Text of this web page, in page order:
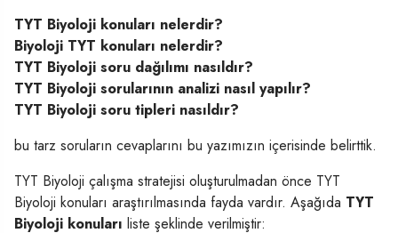
TYT Biyoloji konuları nelerdir?
Biyoloji TYT konuları nelerdir?
TYT Biyoloji soru dağılımı nasıldır?
TYT Biyoloji sorularının analizi nasıl yapılır?
TYT Biyoloji soru tipleri nasıldır?
bu tarz soruların cevaplarını bu yazımızın içerisinde belirttik.
TYT Biyoloji çalışma stratejisi oluşturulmadan önce TYT
Biyoloji konuları araştırılmasında fayda vardır. Aşağıda TYT
Biyoloji konuları liste şeklinde verilmiştir: